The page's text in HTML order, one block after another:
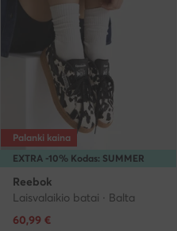
EXTRA -10% Kodas: SUMMER
Palanki kaina
Reebok
Laisvalaikio batai · Balta
Dabartinė kaina
60,99 €